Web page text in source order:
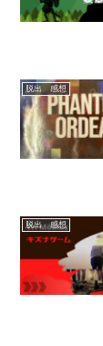
脱出 感想
脱出 感想